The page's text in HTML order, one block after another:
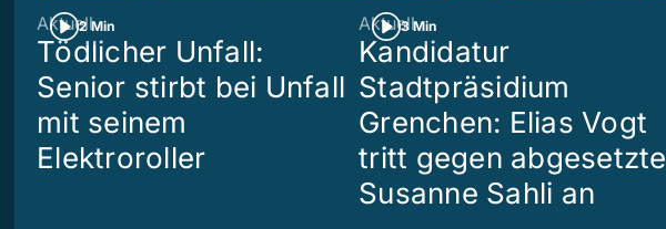
2 Min
Aktuell
Tödlicher Unfall:
Senior stirbt bei Unfall
mit seinem
Elektroroller
3 Min
Aktuell
Kandidatur
Stadtpräsidium
Grenchen: Elias Vogt
tritt gegen abgesetzte
Susanne Sahli an